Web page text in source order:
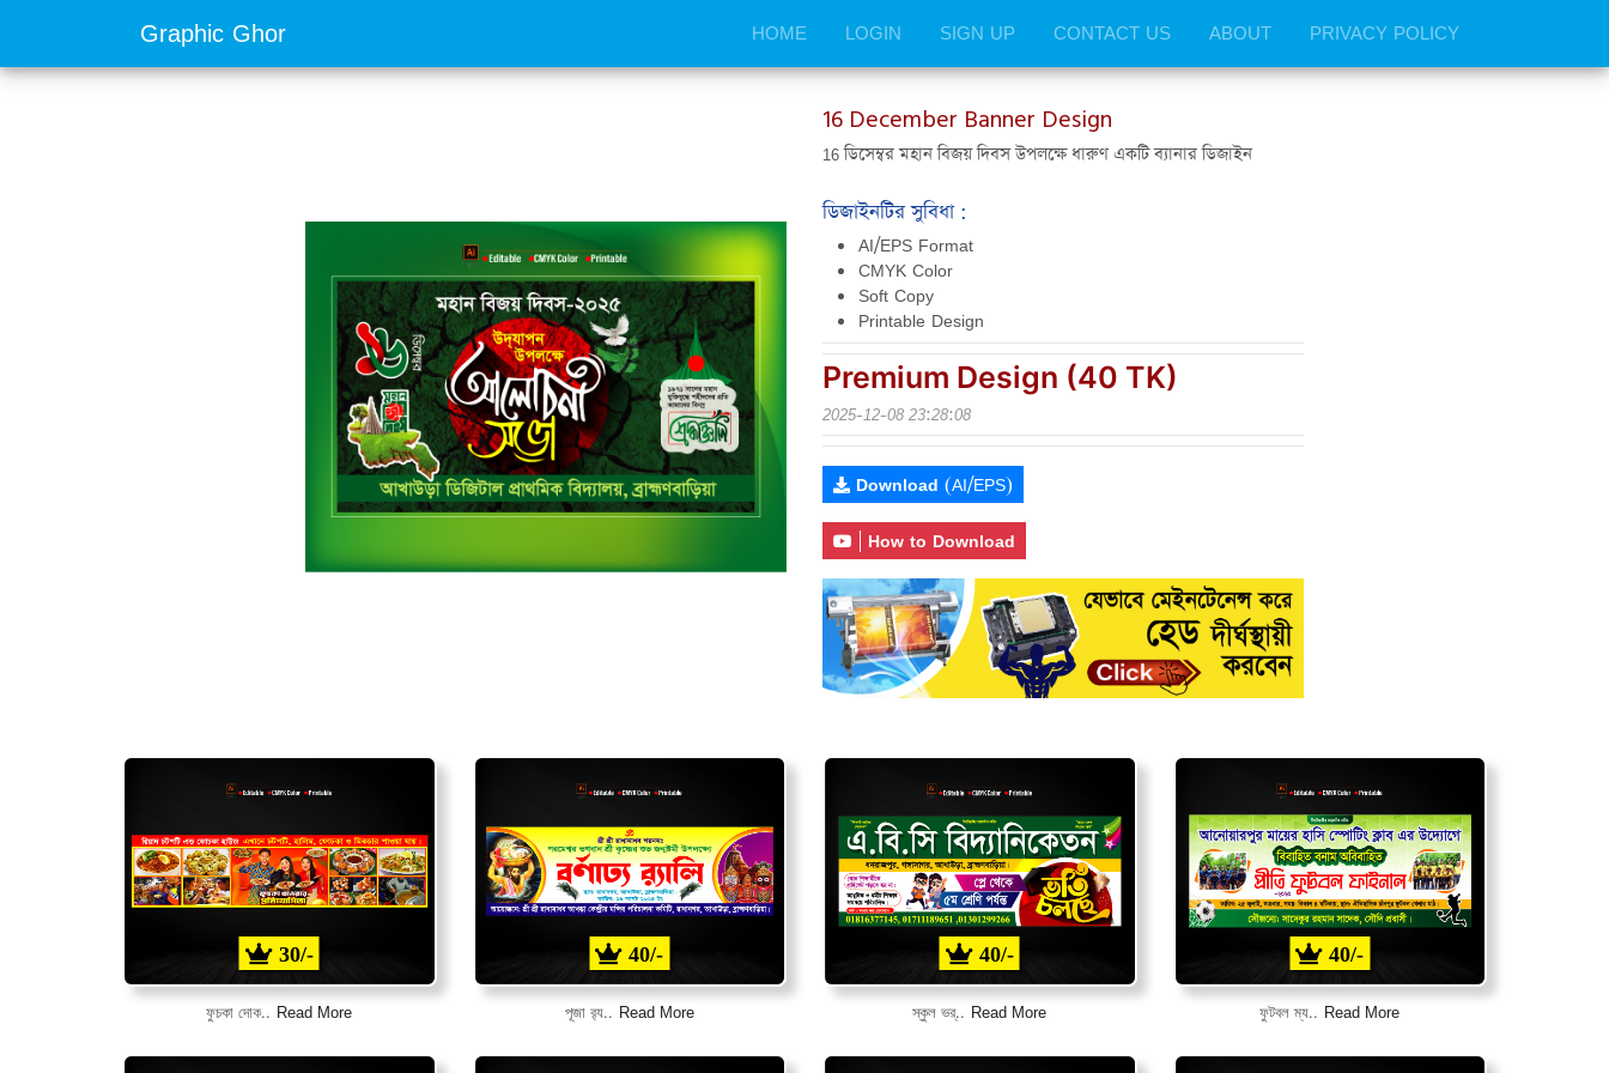
Graphic Ghor HOME LOGIN SIGN UP CONTACT US ABOUT PRIVACY POLICY
16 December Banner Design
16 ডিসেম্বর মহান বিজয় দিবস উপলক্ষে ধারুণ একটি ব্যানার ডিজাইন
ডিজাইনটির সুবিধা :
AI/EPS Format
CMYK Color
Soft Copy
Printable Design
Premium Design (40 TK)
2025-12-08 23:28:08
Download (AI/EPS)
How to Download
30/-
ফুচকা দোক.. Read More
40/-
পূজা র‌্য.. Read More
40/-
স্কুল ভর্.. Read More
40/-
ফুটবল ম্য.. Read More